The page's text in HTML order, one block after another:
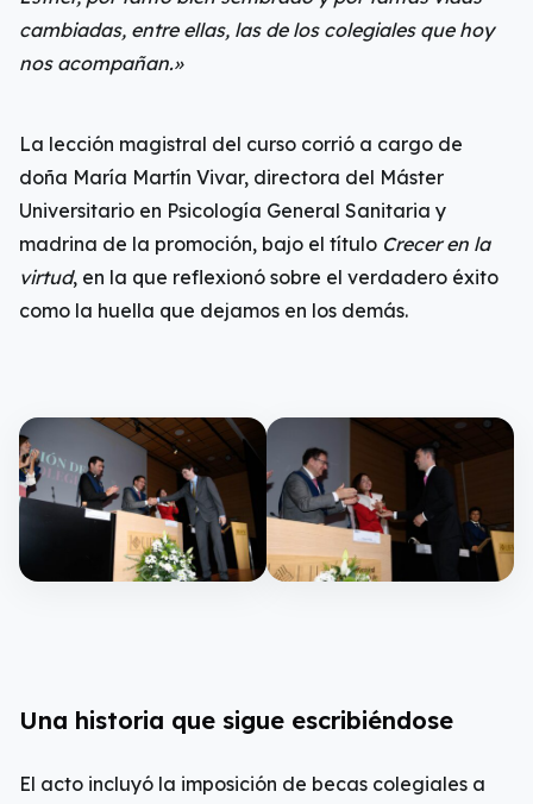
cambiadas, entre ellas, las de los colegiales que hoy
nos acompañan.»
La lección magistral del curso corrió a cargo de
doña María Martín Vivar, directora del Máster
Universitario en Psicología General Sanitaria y
madrina de la promoción, bajo el título Crecer en la
virtud, en la que reflexionó sobre el verdadero éxito
como la huella que dejamos en los demás.
Una historia que sigue escribiéndose
El acto incluyó la imposición de becas colegiales a